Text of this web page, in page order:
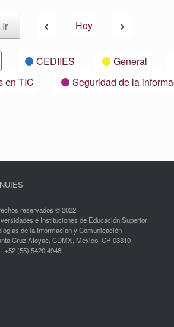
AnteriorHoy Siguiente
CEDIIES General
en TIC Seguridad de la
reservados © 2022
e Instituciones de Educación Superior
de la Información y Comunicación
Cruz Atoyac, CDMX, México, CP 03310
+52 (55) 5420 4948